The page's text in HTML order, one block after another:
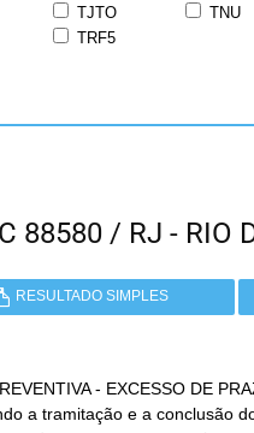
TJTO TNU
TRF5
88580 / RJ - RIO
RESULTADO SIMPLES
- EXCESSO DE